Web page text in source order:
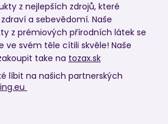
z nejlepších zdrojů, které
a sebevědomí. Naše
z prémiových přírodních látek se
ve svém těle cítili skvěle! Naše
take na tozax.sk
líbit na našich partnerských